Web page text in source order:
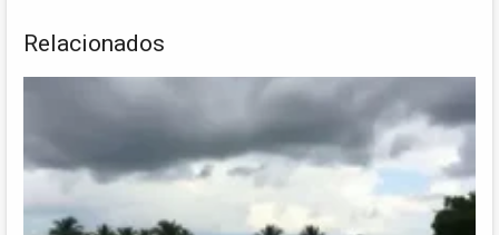
Relacionados